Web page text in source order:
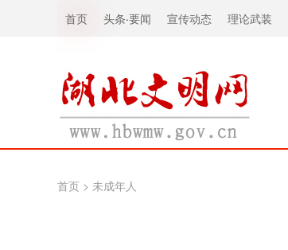
首页 头条·要闻 宣传动态 理论武装
首页 > 未成年人